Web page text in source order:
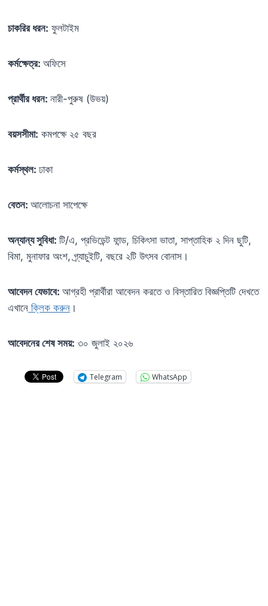
চাকরির ধরন: ফুলটাইম
কর্মক্ষেত্র: অফিসে
প্রার্থীর ধরন: নারী-পুরুষ (উভয়)
বয়সসীমা: কমপক্ষে ২৫ বছর
কর্মস্থল: ঢাকা
বেতন: আলোচনা সাপেক্ষে
অন্যান্য সুবিধা: টি/এ, প্রভিডেন্ট ফান্ড, চিকিৎসা ভাতা, সাপ্তাহিক ২ দিন ছুটি,
বিমা, মুনাফার অংশ, গ্র্যাচুইটি, বছরে ২টি উৎসব বোনাস।
আবেদন যেভাবে: আগ্রহী প্রার্থীরা আবেদন করতে ও বিস্তারিত বিজ্ঞপ্তিটি দেখতে
এখানে ক্লিক করুন ।
আবেদনের শেষ সময়: ৩০ জুলাই ২০২৬
Telegram WhatsApp